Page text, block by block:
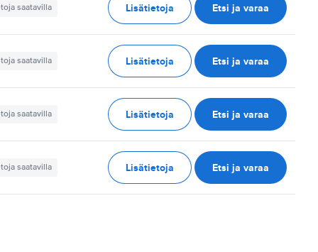
saatavilla Lisätietoja Etsi ja varaa
saatavilla Lisätietoja Etsi ja varaa
saatavilla Lisätietoja Etsi ja varaa
saatavilla Lisätietoja Etsi ja varaa